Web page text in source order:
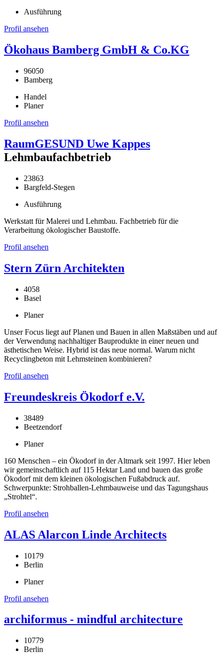
Ausführung
Profil ansehen
Ökohaus Bamberg GmbH & Co.KG
96050
Bamberg
Handel
Planer
Profil ansehen
RaumGESUND Uwe Kappes
Lehmbaufachbetrieb
23863
Bargfeld-Stegen
Ausführung
Werkstatt für Malerei und Lehmbau. Fachbetrieb für die
Verarbeitung ökologischer Baustoffe.
Profil ansehen
Stern Zürn Architekten
4058
Basel
Planer
Unser Focus liegt auf Planen und Bauen in allen Maßstäben und auf
der Verwendung nachhaltiger Bauprodukte in einer neuen und
ästhetischen Weise. Hybrid ist das neue normal. Warum nicht
Recyclingbeton mit Lehmsteinen kombinieren?
Profil ansehen
Freundeskreis Ökodorf e.V.
38489
Beetzendorf
Planer
160 Menschen – ein Ökodorf in der Altmark seit 1997. Hier leben
wir gemeinschaftlich auf 115 Hektar Land und bauen das große
Ökodorf mit dem kleinen ökologischen Fußabdruck auf.
Schwerpunkte: Strohballen-Lehmbauweise und das Tagungshaus
„Strohtel“.
Profil ansehen
ALAS Alarcon Linde Architects
10179
Berlin
Planer
Profil ansehen
archiformus - mindful architecture
10779
Berlin